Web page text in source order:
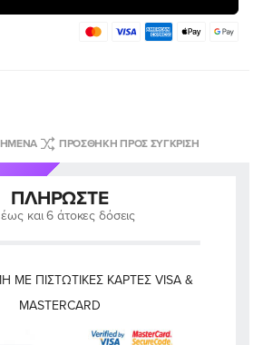
ΠΡΟΣΘΉΚΗ ΠΡΟΣ ΣΎΓΚΡΙΣΗ
ΠΛΗΡΏΣΤΕ
και 6 άτοκες δόσεις
ΜΕ ΠΙΣΤΩΤΙΚΈΣ ΚΆΡΤΕΣ VISA &
MASTERCARD